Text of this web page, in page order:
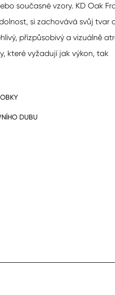
současné vzory. KD Oak
si zachovává svůj tvar
přizpůsobivý a vizuálně
které vyžadují jak výkon, tak
DUBU